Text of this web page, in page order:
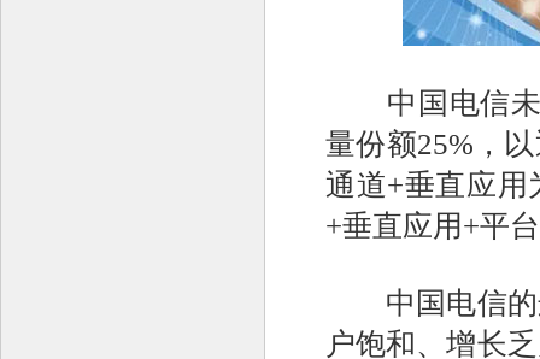
中国电信未
量份额25%，
通道+垂直应用
+垂直应用+平
中国电信的
户饱和、增长